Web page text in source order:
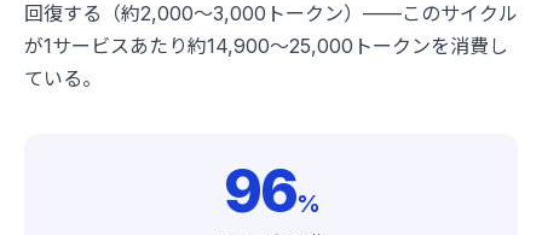
回復する（約2,000〜3,000トークン）——このサイクル
が1サービスあたり約14,900〜25,000トークンを消費し
ている。
96%